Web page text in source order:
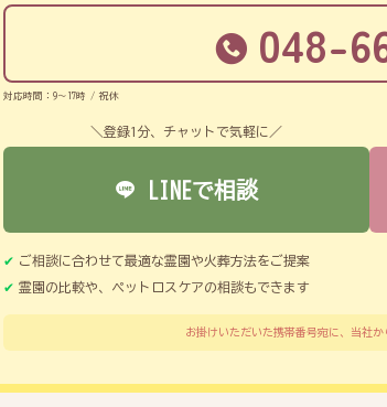
048-
対応時間：9～17時 / 祝休
＼登録1分、チャットで気軽に／
LINEで相談
ご相談に合わせて最適な霊園や火葬方法をご提案
霊園の比較や、ペットロスケアの相談もできます
お掛けいただいた携帯番号宛に、当社か